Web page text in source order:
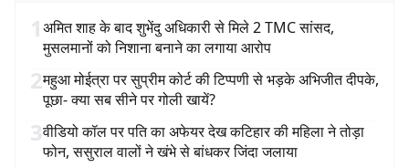
1अमित शाह के बाद शुभेंदु अधिकारी से मिले 2 TMC सांसद,
मुसलमानों को निशाना बनाने का लगाया आरोप
2महुआ मोईत्रा पर सुप्रीम कोर्ट की टिप्पणी से भड़के अभिजीत दीपके,
पूछा- क्या सब सीने पर गोली खायें?
3वीडियो कॉल पर पति का अफेयर देख कटिहार की महिला ने तोड़ा
फोन, ससुराल वालों ने खंभे से बांधकर जिंदा जलाया